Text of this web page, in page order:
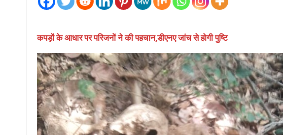
कपड़ों के आधार पर परिजनों ने की पहचान,डीएनए जांच से होगी पुष्टि